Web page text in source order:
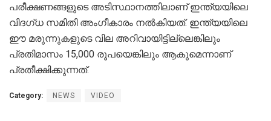
പരീക്ഷണങ്ങളുടെ അടിസ്ഥാനത്തിലാണ്‌ ഇന്ത്യയിലെ
വിദഗ്‌ധ സമിതി അംഗീകാരം നൽകിയത്‌. ഇന്ത്യയിലെ
ഈ മരുന്നുകളുടെ വില അറിവായിട്ടില്ലെങ്കിലും
പ്രതിമാസം 15,000 രൂപയെങ്കിലും ആകുമെന്നാണ്‌
പ്രതീക്ഷിക്കുന്നത്‌.
Category: NEWS VIDEO